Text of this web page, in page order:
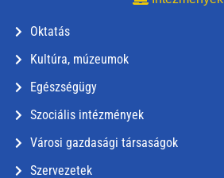
Oktatás
Kultúra, múzeumok
Egészségügy
Szociális intézmények
Városi gazdasági társaságok
Szervezetek